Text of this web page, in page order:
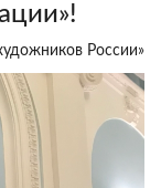
России»